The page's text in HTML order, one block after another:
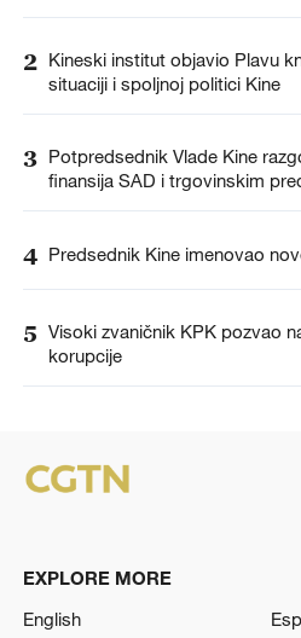
2 Kineski institut objavio Plavu
situaciji i spoljnoj politici Kine
3 Potpredsednik Vlade Kine
finansija SAD i trgovinskim
4 Predsednik Kine imenovao
5 Visoki zvaničnik KPK pozvao
korupcije
EXPLORE MORE
English